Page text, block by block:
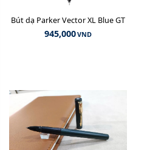
Bút dạ Parker Vector XL Blue GT
945,000VND